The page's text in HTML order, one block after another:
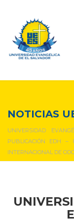
NOTICIAS
UNIVERSIDAD
PUBLICACIÓN EDH –
INTERNACIONAL DE